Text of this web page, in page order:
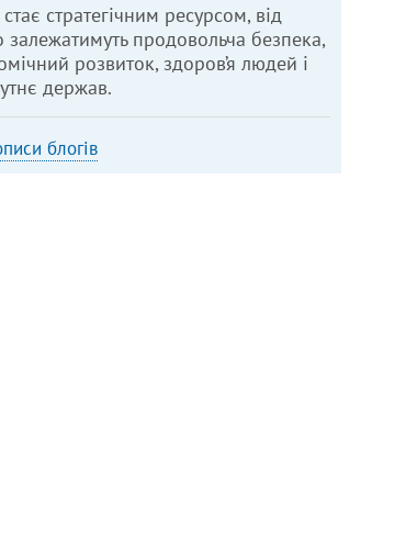
стратегічним ресурсом, від
залежатимуть продовольча безпека,
розвиток, здоров’я людей і
держав.
блогів